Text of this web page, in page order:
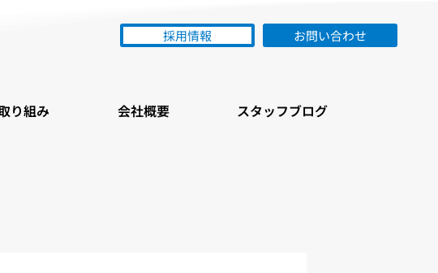
採用情報 お問い合わせ
り組み 会社概要 スタッフブログ